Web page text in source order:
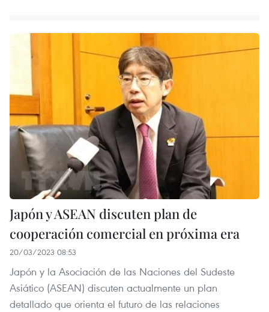
Japón y ASEAN discuten plan de
cooperación comercial en próxima era
20/03/2023 08:53
Japón y la Asociación de las Naciones del Sudeste
Asiático (ASEAN) discuten actualmente un plan
detallado que orienta el futuro de las relaciones